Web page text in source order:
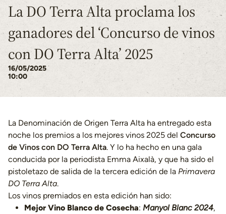
La DO Terra Alta proclama los
ganadores del ‘Concurso de vinos
con DO Terra Alta’ 2025
16/05/2025
10:00
La Denominación de Origen Terra Alta ha entregado esta
noche los premios a los mejores vinos 2025 del Concurso
de Vinos con DO Terra Alta. Y lo ha hecho en una gala
conducida por la periodista Emma Aixalà, y que ha sido el
pistoletazo de salida de la tercera edición de la Primavera
DO Terra Alta.
Los vinos premiados en esta edición han sido:
Mejor Vino Blanco de Cosecha: Manyol Blanc 2024,